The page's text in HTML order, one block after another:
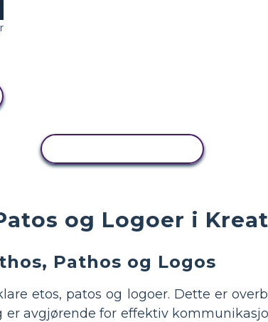
og Logoer i
Pathos og Logos
etos, patos og logoer. Dette er
avgjørende for effektiv